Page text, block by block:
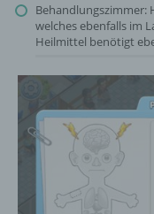
Behandlungszimmer:
welches ebenfalls im
Heilmittel benötigt